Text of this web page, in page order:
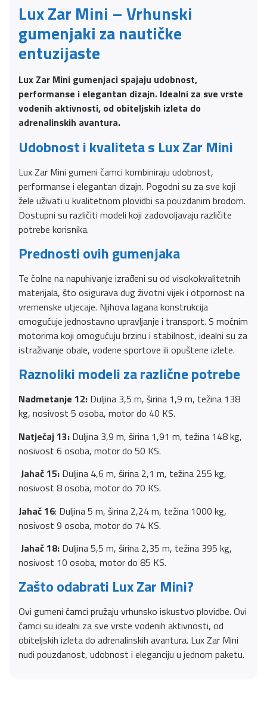
Lux Zar Mini – Vrhunski
gumenjaki za nautičke
entuzijaste
Lux Zar Mini gumenjaci spajaju udobnost,
performanse i elegantan dizajn. Idealni za sve vrste
vodenih aktivnosti, od obiteljskih izleta do
adrenalinskih avantura.
Udobnost i kvaliteta s Lux Zar Mini
Lux Zar Mini gumeni čamci kombiniraju udobnost,
performanse i elegantan dizajn. Pogodni su za sve koji
žele uživati u kvalitetnom plovidbi sa pouzdanim brodom.
Dostupni su različiti modeli koji zadovoljavaju različite
potrebe korisnika.
Prednosti ovih gumenjaka
Te čolne na napuhivanje izrađeni su od visokokvalitetnih
materijala, što osigurava dug životni vijek i otpornost na
vremenske utjecaje. Njihova lagana konstrukcija
omogućuje jednostavno upravljanje i transport. S moćnim
motorima koji omogućuju brzinu i stabilnost, idealni su za
istraživanje obale, vodene sportove ili opuštene izlete.
Raznoliki modeli za različne potrebe
Nadmetanje 12: Duljina 3,5 m, širina 1,9 m, težina 138
kg, nosivost 5 osoba, motor do 40 KS.
Natječaj 13: Duljina 3,9 m, širina 1,91 m, težina 148 kg,
nosivost 6 osoba, motor do 50 KS.
Jahač 15: Duljina 4,6 m, širina 2,1 m, težina 255 kg,
nosivost 8 osoba, motor do 70 KS.
Jahač 16: Duljina 5 m, širina 2,24 m, težina 1000 kg,
nosivost 9 osoba, motor do 74 KS.
Jahač 18: Duljina 5,5 m, širina 2,35 m, težina 395 kg,
nosivost 10 osoba, motor do 85 KS.
Zašto odabrati Lux Zar Mini?
Ovi gumeni čamci pružaju vrhunsko iskustvo plovidbe. Ovi
čamci su idealni za sve vrste vodenih aktivnosti, od
obiteljskih izleta do adrenalinskih avantura. Lux Zar Mini
nudi pouzdanost, udobnost i eleganciju u jednom paketu.